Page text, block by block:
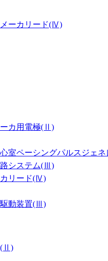
ーカリード(Ⅳ)
カ用電極(Ⅱ)
室ペーシングパルスジェネ
システム(Ⅲ)
リード(Ⅳ)
動装置(Ⅲ)
(Ⅱ)